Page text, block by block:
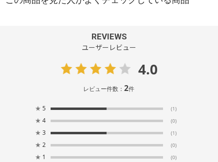
REVIEWS
ユーザーレビュー
4.0
レビュー件数：2件
★ 5 (1)
★ 4 (0)
★ 3 (1)
★ 2 (0)
★ 1 (0)